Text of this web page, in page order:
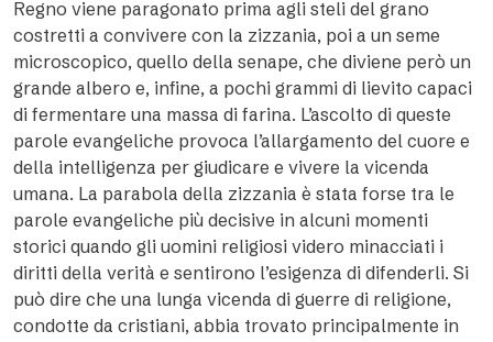
Regno viene paragonato prima agli steli del grano
costretti a convivere con la zizzania, poi a un seme
microscopico, quello della senape, che diviene però un
grande albero e, infine, a pochi grammi di lievito capaci
di fermentare una massa di farina. L’ascolto di queste
parole evangeliche provoca l’allargamento del cuore e
della intelligenza per giudicare e vivere la vicenda
umana. La parabola della zizzania è stata forse tra le
parole evangeliche più decisive in alcuni momenti
storici quando gli uomini religiosi videro minacciati i
diritti della verità e sentirono l’esigenza di difenderli. Si
può dire che una lunga vicenda di guerre di religione,
condotte da cristiani, abbia trovato principalmente in